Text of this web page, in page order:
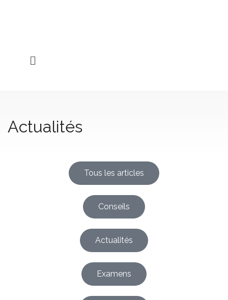
Actualités
Tous les articles
Conseils
Actualités
Examens